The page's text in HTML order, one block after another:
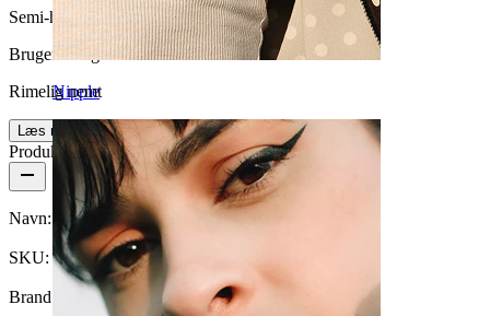
Nipple
Semi-holdbar
Brugervenlighed
Rimelig nemt
Læs mere
Produktdetaljer
Navn: Navlepiercing med røde kirsebær
SKU:Belly-46
Brand: Bodymod Moments